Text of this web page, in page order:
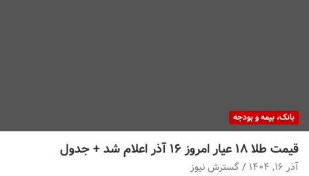
بانک، بیمه و بودجه
قیمت طلا ۱۸ عیار امروز ۱۶ آذر اعلام شد + جدول
آذر ۱۶, ۱۴۰۴ گسترش نیوز